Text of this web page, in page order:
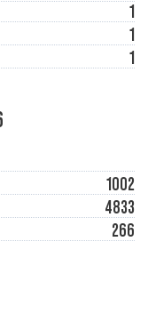
1
1
1
1002
4833
266